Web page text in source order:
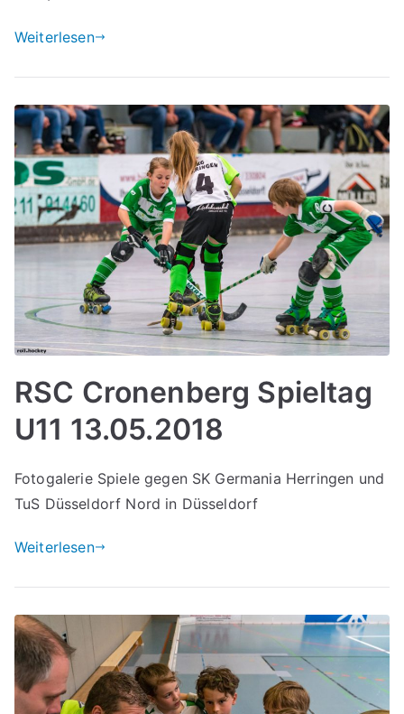
Weiterlesen
RSC Cronenberg Spieltag
U11 13.05.2018
Fotogalerie Spiele gegen SK Germania Herringen und
TuS Düsseldorf Nord in Düsseldorf
Weiterlesen